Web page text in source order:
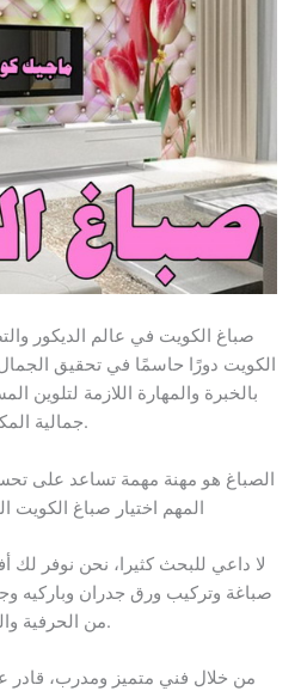
صباغ الكويت في عالم الديكور
الكويت دورًا حاسمًا في تحقيق الجمال
بالخبرة والمهارة اللازمة لتلوين
جمالية المكان.
الصباغ هو مهنة مهمة تساعد على
المهم اختيار صباغ الكويت
لا داعي للبحث كثيرا، نحن نوفر
صباغة وتركيب ورق جدران
من الحرفية والمهارة.
من خلال فني متميز ومدرب، قادر